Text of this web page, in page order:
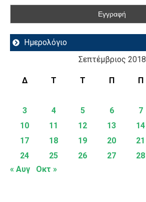
Ημερολόγιο
Σεπτέμβριος 2018
Δ Τ Τ Π Π
3
4 5 6 7
10
11 12 13 14
17
18 19 20 21
24
25 26 27 28
« Αυγ
Οκτ »